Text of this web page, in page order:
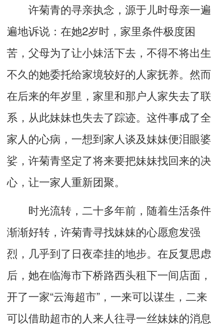
许菊青的寻亲执念，源于儿时母亲一遍
遍地诉说：在她2岁时，家里条件极度困
苦，父母为了让小妹活下去，不得不将出生
不久的她委托给家境较好的人家抚养。然而
在后来的年岁里，家里和那户人家失去了联
系，从此妹妹也失去了踪迹。这件事成了全
家人的心病，一想到家人谈及妹妹便泪眼婆
娑，许菊青坚定了将来要把妹妹找回来的决
心，让一家人重新团聚。
时光流转，二十多年前，随着生活条件
渐渐好转，许菊青寻找妹妹的心愿愈发强
烈，几乎到了日夜牵挂的地步。在反复思虑
后，她在临海市下桥路西头租下一间店面，
开了一家“云海超市”，一来可以谋生，二来
可以借助超市的人来人往寻一丝妹妹的消息